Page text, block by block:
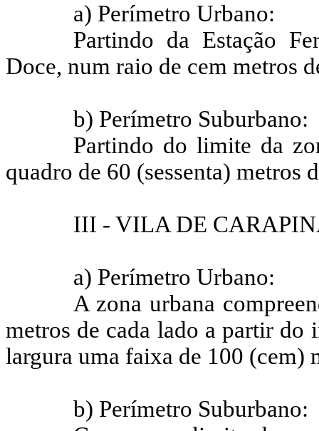
a) Perímetro Urbano:
Partindo da Estação
Doce, num raio de cem metros
b) Perímetro Suburbano:
Partindo do limite da
quadro de 60 (sessenta) metros
III - VILA DE
a) Perímetro Urbano:
A zona urbana
metros de cada lado a partir do
largura uma faixa de 100 (cem)
b) Perímetro Suburbano: